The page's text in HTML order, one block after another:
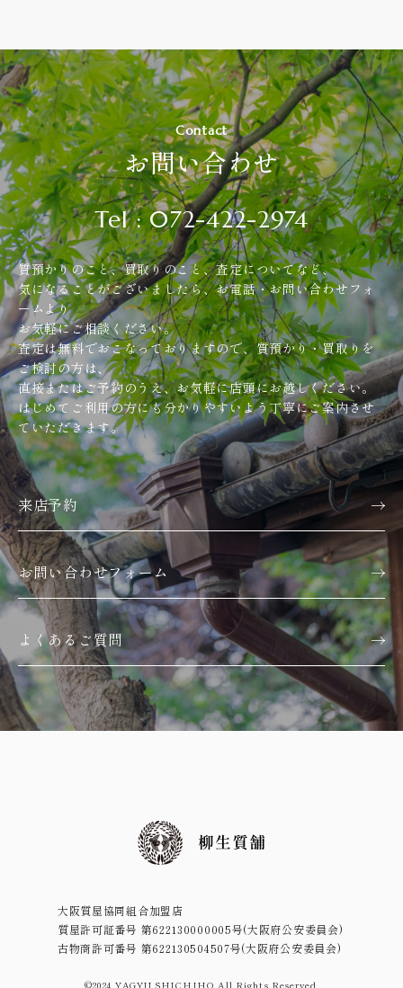
Contact
お問い合わせ
Tel : 072-422-2974
質預かりのこと、買取りのこと、査定についてなど、
気になることがございましたら、お電話・お問い合わせフォ
ームより
お気軽にご相談ください。
査定は無料でおこなっておりますので、質預かり・買取りを
ご検討の方は、
直接またはご予約のうえ、お気軽に店頭にお越しください。
はじめてご利用の方にも分かりやすいよう丁寧にご案内させ
ていただきます。
来店予約
お問い合わせフォーム
よくあるご質問
大阪質屋協同組合加盟店
質屋許可証番号 第622130000005号(大阪府公安委員会)
古物商許可番号 第622130504507号(大阪府公安委員会)
©2024 YAGYU SHICHIHO All Rights Reserved.